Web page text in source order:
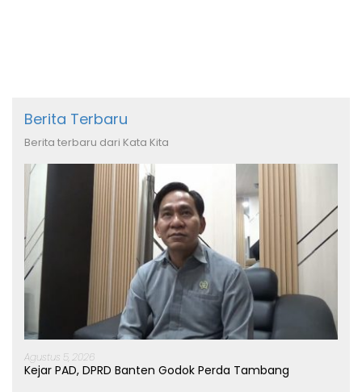
Berita Terbaru
Berita terbaru dari Kata Kita
Agustus 5, 2026
Kejar PAD, DPRD Banten Godok Perda Tambang